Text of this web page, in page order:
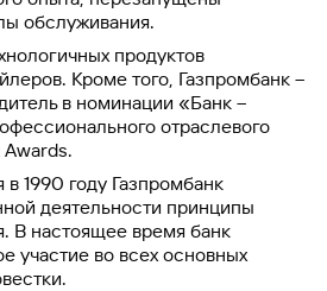
обслуживания.
продуктов
Кроме того, Газпромбанк –
в номинации «Банк –
отраслевого
Awards.
1990 году Газпромбанк
деятельности принципы
В настоящее время банк
участие во всех основных